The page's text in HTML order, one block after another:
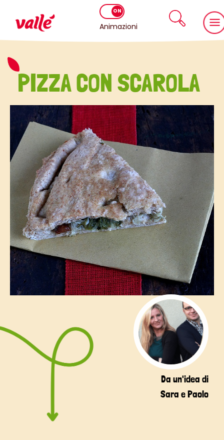
Animazioni
PIZZA CON SCAROLA
Da un'idea di
Sara e Paolo